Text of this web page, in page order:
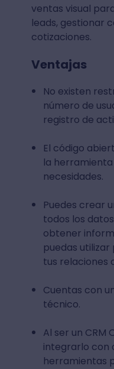
ventas visual
leads, gestionar
cotizaciones.
Ventajas
No existen
número de
registro de
El código
la
necesidades.
Puedes crear
todos los
obtener
puedas
tus relaciones
Cuentas con
técnico.
Al ser un CRM
integrarlo con
herramientas